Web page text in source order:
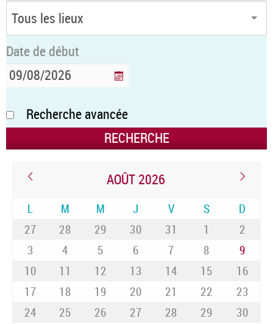
Date de début
Recherche avancée
AOÛT 2026
L M M J V S
D
27
28 29 30 31 1
2
3
4 5 6 7 8
9
10
11 12 13 14 15
16
17
18 19 20 21 22
23
24
25 26 27 28 29
30